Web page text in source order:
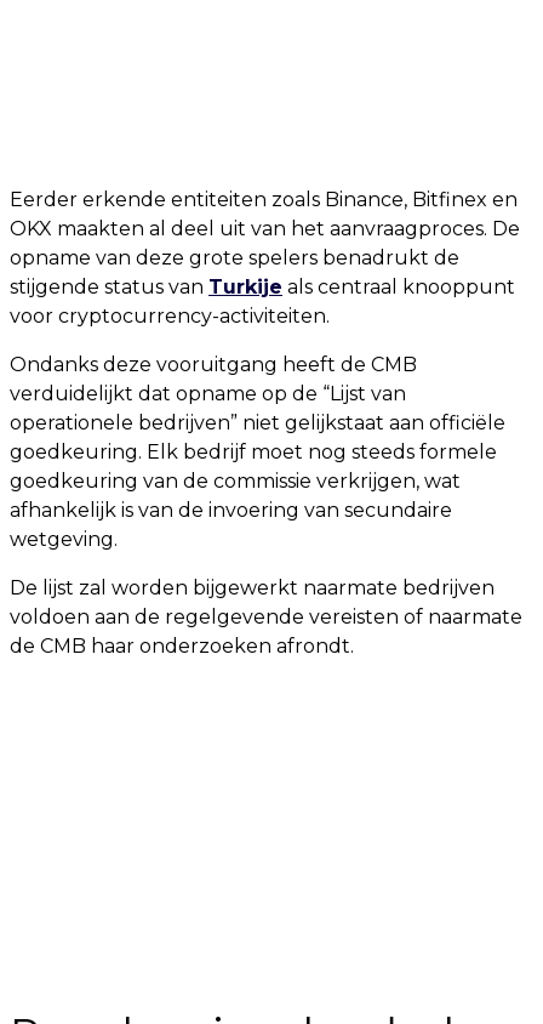
Eerder erkende entiteiten zoals Binance, Bitfinex en
OKX maakten al deel uit van het aanvraagproces. De
opname van deze grote spelers benadrukt de
stijgende status van Turkije als centraal knooppunt
voor cryptocurrency-activiteiten.
Ondanks deze vooruitgang heeft de CMB
verduidelijkt dat opname op de “Lijst van
operationele bedrijven” niet gelijkstaat aan officiële
goedkeuring. Elk bedrijf moet nog steeds formele
goedkeuring van de commissie verkrijgen, wat
afhankelijk is van de invoering van secundaire
wetgeving.
De lijst zal worden bijgewerkt naarmate bedrijven
voldoen aan de regelgevende vereisten of naarmate
de CMB haar onderzoeken afrondt.